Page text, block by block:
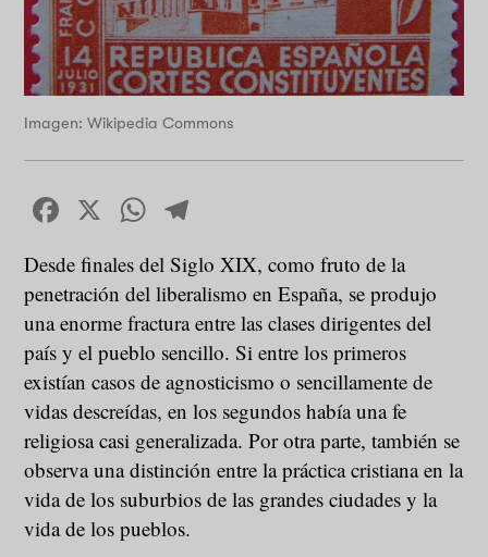
Imagen: Wikipedia Commons
Facebook
X WhatsApp
Desde finales del Siglo XIX, como fruto de la
penetración del liberalismo en España, se produjo
una enorme fractura entre las clases dirigentes del
país y el pueblo sencillo. Si entre los primeros
existían casos de agnosticismo o sencillamente de
vidas descreídas, en los segundos había una fe
religiosa casi generalizada. Por otra parte, también se
observa una distinción entre la práctica cristiana en la
vida de los suburbios de las grandes ciudades y la
vida de los pueblos.